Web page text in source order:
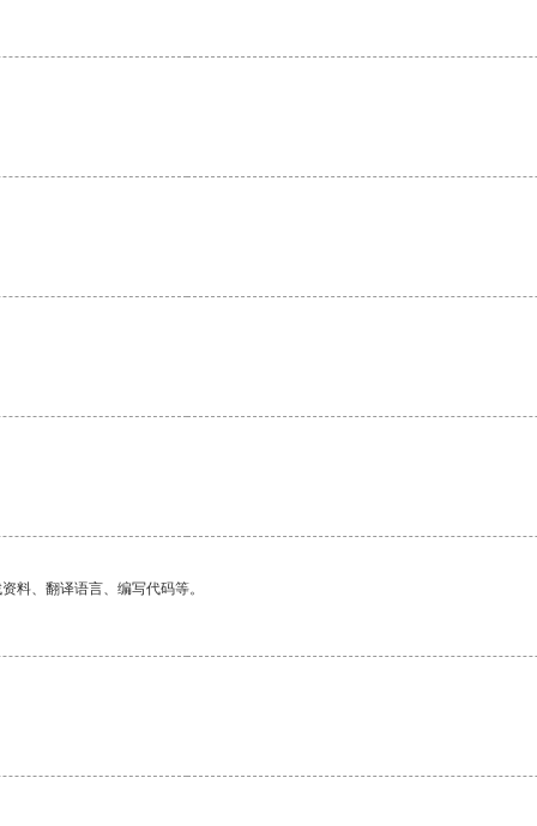
料、翻译语言、编写代码等。